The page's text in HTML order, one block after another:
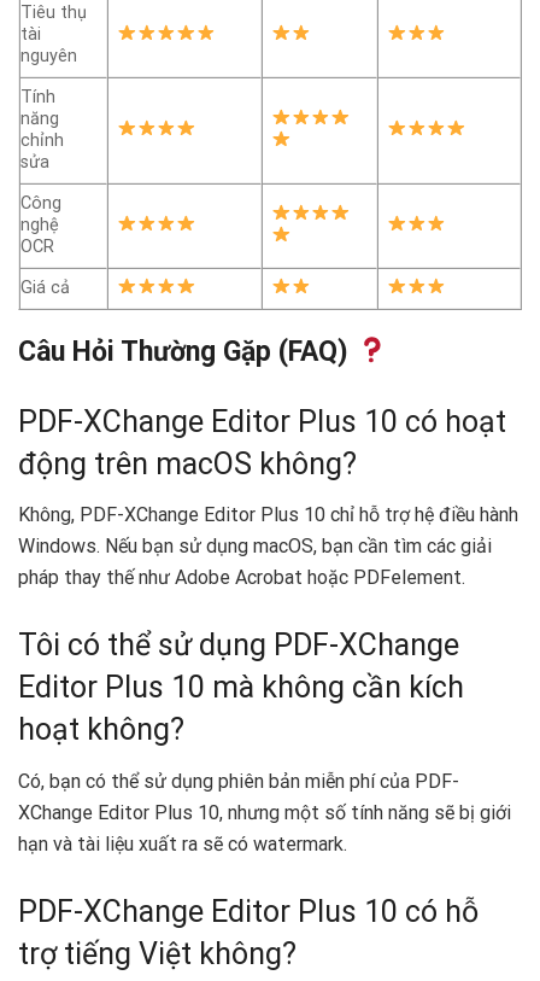
Tiêu thụ
tài
nguyên
Tính
năng
chỉnh
sửa
Công
nghệ
OCR
Giá cả
Câu Hỏi Thường Gặp (FAQ)
PDF-XChange Editor Plus 10 có hoạt
động trên macOS không?
Không, PDF-XChange Editor Plus 10 chỉ hỗ trợ hệ điều hành
Windows. Nếu bạn sử dụng macOS, bạn cần tìm các giải
pháp thay thế như Adobe Acrobat hoặc PDFelement.
Tôi có thể sử dụng PDF-XChange
Editor Plus 10 mà không cần kích
hoạt không?
Có, bạn có thể sử dụng phiên bản miễn phí của PDF-
XChange Editor Plus 10, nhưng một số tính năng sẽ bị giới
hạn và tài liệu xuất ra sẽ có watermark.
PDF-XChange Editor Plus 10 có hỗ
trợ tiếng Việt không?